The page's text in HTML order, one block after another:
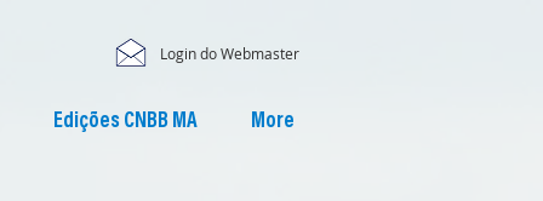
Login do Webmaster
Edições CNBB MA More